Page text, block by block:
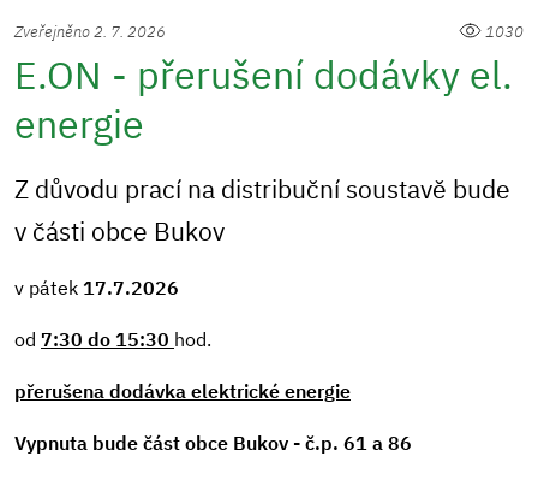
Zveřejněno 2. 7. 2026 1030
E.ON - přerušení dodávky el.
energie
Z důvodu prací na distribuční soustavě bude
v části obce Bukov
v pátek 17.7.2026
od 7:30 do 15:30 hod.
přerušena dodávka elektrické energie
Vypnuta bude část obce Bukov - č.p. 61 a 86